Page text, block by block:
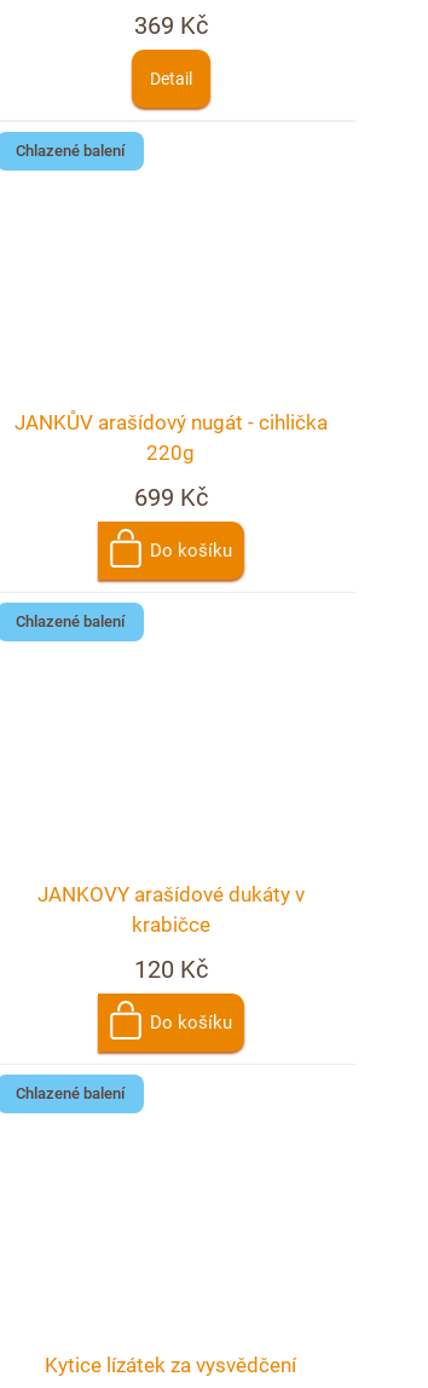
369 Kč
Detail
Chlazené balení
JANKŮV arašídový nugát - cihlička
220g
699 Kč
Do košíku
Chlazené balení
JANKOVY arašídové dukáty v
krabičce
120 Kč
Do košíku
Chlazené balení
Kytice lízátek za vysvědčení